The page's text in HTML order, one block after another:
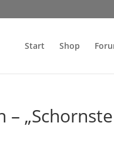
Start Shop